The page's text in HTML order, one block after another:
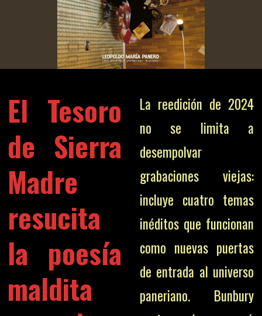
El Tesoro
de Sierra
Madre
resucita
la poesía
maldita
La reedición de 2024
no se limita a
desempolvar
grabaciones viejas:
incluye cuatro temas
inéditos que funcionan
como nuevas puertas
de entrada al universo
paneriano. Bunbury